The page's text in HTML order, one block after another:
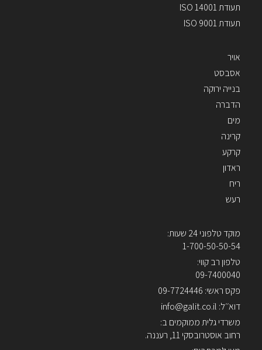
תעודת ISO 14001
תעודת ISO 9001
אויר
אסבסט
בנייה ירוקה
הדברה
מים
קרינה
קרקע
ראדון
ריח
רעש
מוקד טלפוני 24 שעות:
1-700-50-50-54
טלפון רב קווי:
09-7400040
פקס ראשי: 09-7724446
דוא׳׳ל: info@galit.co.il
משרדי גלית ממוקמים ב:
רחוב אוסטרובסקי 11, רעננה.